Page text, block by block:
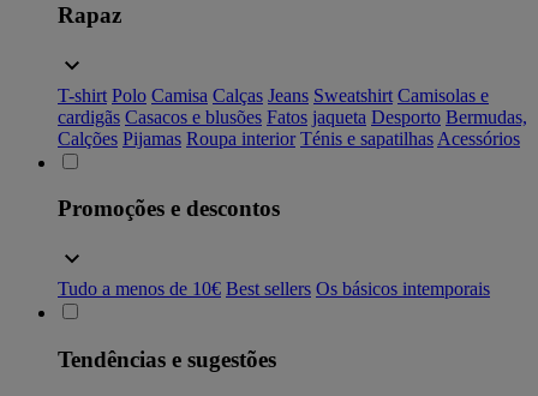
Rapaz
T-shirt Polo Camisa Calças Jeans Sweatshirt Camisolas e
cardigãs Casacos e blusões Fatos jaqueta Desporto Bermudas,
Calções Pijamas Roupa interior Ténis e sapatilhas Acessórios
Promoções e descontos
Tudo a menos de 10€ Best sellers Os básicos intemporais
Tendências e sugestões